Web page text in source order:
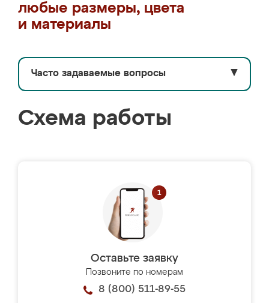
любые размеры, цвета
и материалы
Часто задаваемые вопросы ▼
Схема работы
Оставьте заявку
Позвоните по номерам
8 (800) 511-89-55